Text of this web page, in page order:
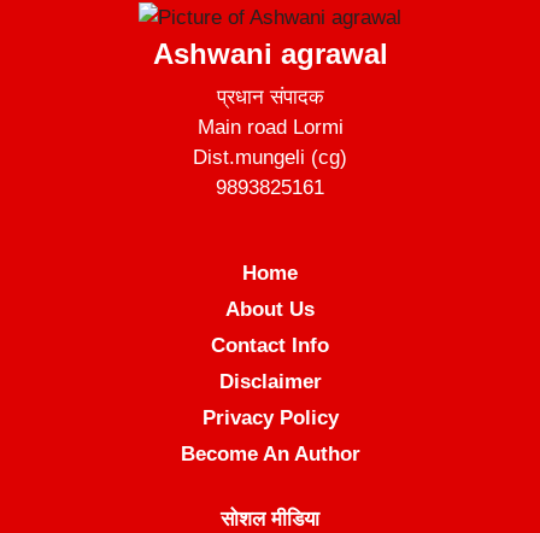
Ashwani agrawal
प्रधान संपादक
Main road Lormi
Dist.mungeli (cg)
9893825161
Home
About Us
Contact Info
Disclaimer
Privacy Policy
Become An Author
सोशल मीडिया